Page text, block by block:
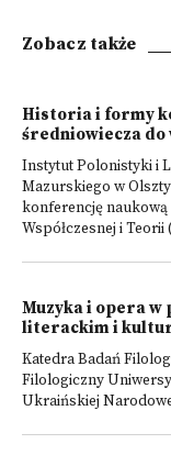
Zobacz także
Historia i formy
średniowiecza do
Instytut Polonistyki i
Mazurskiego w
konferencję
Współczesnej i Teorii
Muzyka i opera
literackim i
Katedra Badań
Filologiczny
Ukraińskiej